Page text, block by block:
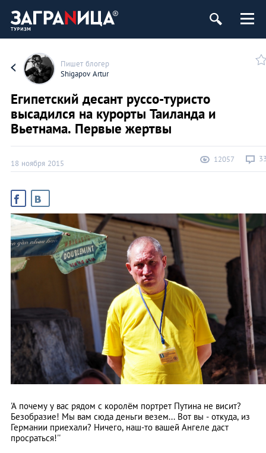
Пишет блогер
Shigapov Artur
Египетский десант руссо-туристо
высадился на курорты Таиланда и
Вьетнама. Первые жертвы
18 ноября 2015 12057
'А почему у вас рядом с королём портрет Путина не висит?
Безобразие! Мы вам сюда деньги везем... Вот вы - откуда, из
Германии приехали? Ничего, наш-то вашей Ангеле даст
просраться!''